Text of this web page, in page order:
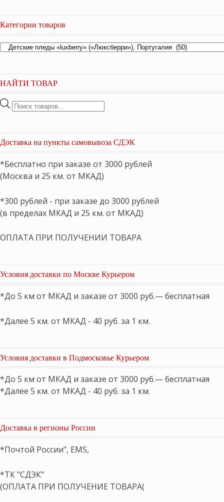
Категории товаров
НАЙТИ ТОВАР
Поиск
Доставка на пункты самовывоза СДЭК
*Бесплатно при заказе от 3000 рублей
(Москва и 25 км. от МКАД)
*300 рублей - при заказе до 3000 рублей
(в пределах МКАД и 25 км. от МКАД)
ОПЛАТА ПРИ ПОЛУЧЕНИИ ТОВАРА
Условия доставки по Москве Курьером
*До 5 км от МКАД и заказе от 3000 руб.— бесплатная
*Далее 5 км. от МКАД - 40 руб. за 1 км.
Условия доставки в Подмосковье Курьером
*До 5 км от МКАД и заказе от 3000 руб.— бесплатная
*Далее 5 км. от МКАД - 40 руб. за 1 км.
Доставка в регионы России
*Почтой России", EMS,
*ТК "СДЭК"
(ОПЛАТА ПРИ ПОЛУЧЕНИЕ ТОВАРА(